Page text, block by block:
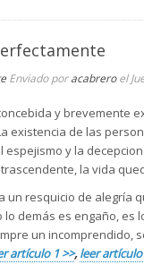
Enviado poracabreroel
y brevemente
existencia de las
y la
la vida
un resquicio de alegría
demás es engaño, es
un
artículo 1 >>,leer artículo